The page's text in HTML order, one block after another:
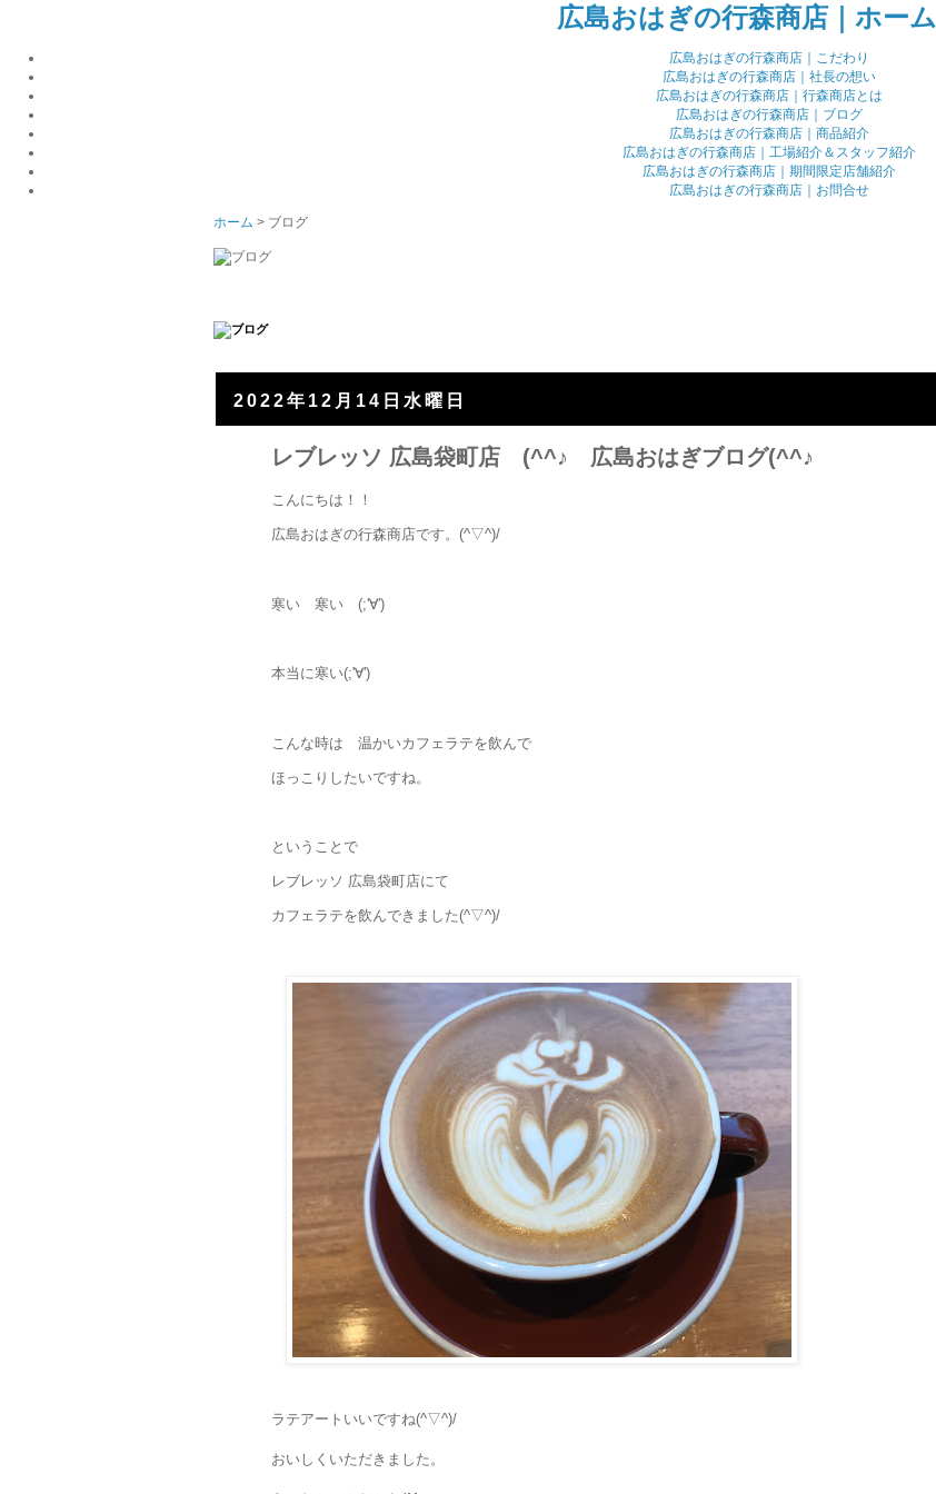
広島おはぎの行森商店｜ホーム
広島おはぎの行森商店｜こだわり
広島おはぎの行森商店｜社長の想い
広島おはぎの行森商店｜行森商店とは
広島おはぎの行森商店｜ブログ
広島おはぎの行森商店｜商品紹介
広島おはぎの行森商店｜工場紹介＆スタッフ紹介
広島おはぎの行森商店｜期間限定店舗紹介
広島おはぎの行森商店｜お問合せ
ホーム > ブログ
2022年12月14日水曜日
レブレッソ 広島袋町店 (^^♪ 広島おはぎブログ(^^♪
こんにちは！！
広島おはぎの行森商店です。(^▽^)/
寒い 寒い (;'∀')
本当に寒い(;'∀')
こんな時は 温かいカフェラテを飲んで
ほっこりしたいですね。
ということで
レブレッソ 広島袋町店にて
カフェラテを飲んできました(^▽^)/
ラテアートいいですね(^▽^)/
おいしくいただきました。